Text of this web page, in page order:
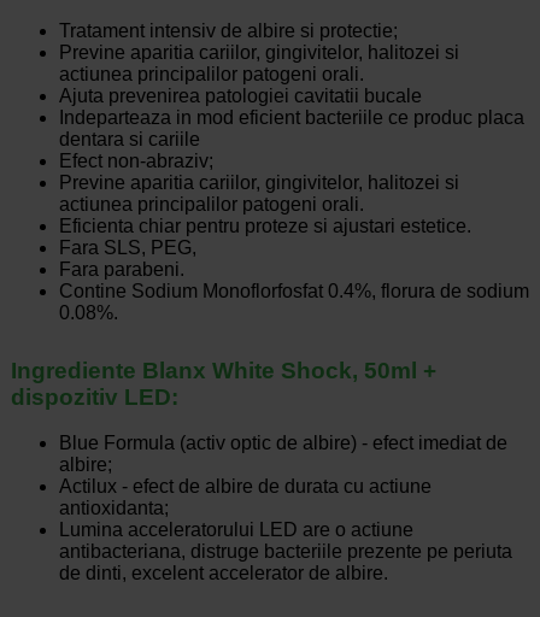
Tratament intensiv de albire si protectie;
Previne aparitia cariilor, gingivitelor, halitozei si
actiunea principalilor patogeni orali.
Ajuta prevenirea patologiei cavitatii bucale
Indeparteaza in mod eficient bacteriile ce produc placa
dentara si cariile
Efect non-abraziv;
Previne aparitia cariilor, gingivitelor, halitozei si
actiunea principalilor patogeni orali.
Eficienta chiar pentru proteze si ajustari estetice.
Fara SLS, PEG,
Fara parabeni.
Contine Sodium Monoflorfosfat 0.4%, florura de sodium
0.08%.
Ingrediente Blanx White Shock, 50ml +
dispozitiv LED:
Blue Formula (activ optic de albire) - efect imediat de
albire;
Actilux - efect de albire de durata cu actiune
antioxidanta;
Lumina acceleratorului LED are o actiune
antibacteriana, distruge bacteriile prezente pe periuta
de dinti, excelent accelerator de albire.